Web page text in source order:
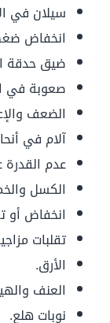
سيلان في
انخفاض
ضيق حدقة
صعوبة في
الضعف
آلام في
عدم القدرة
الكسل
انخفاض أو
تقلبات
الأرق.
العنف
نوبات هلع.